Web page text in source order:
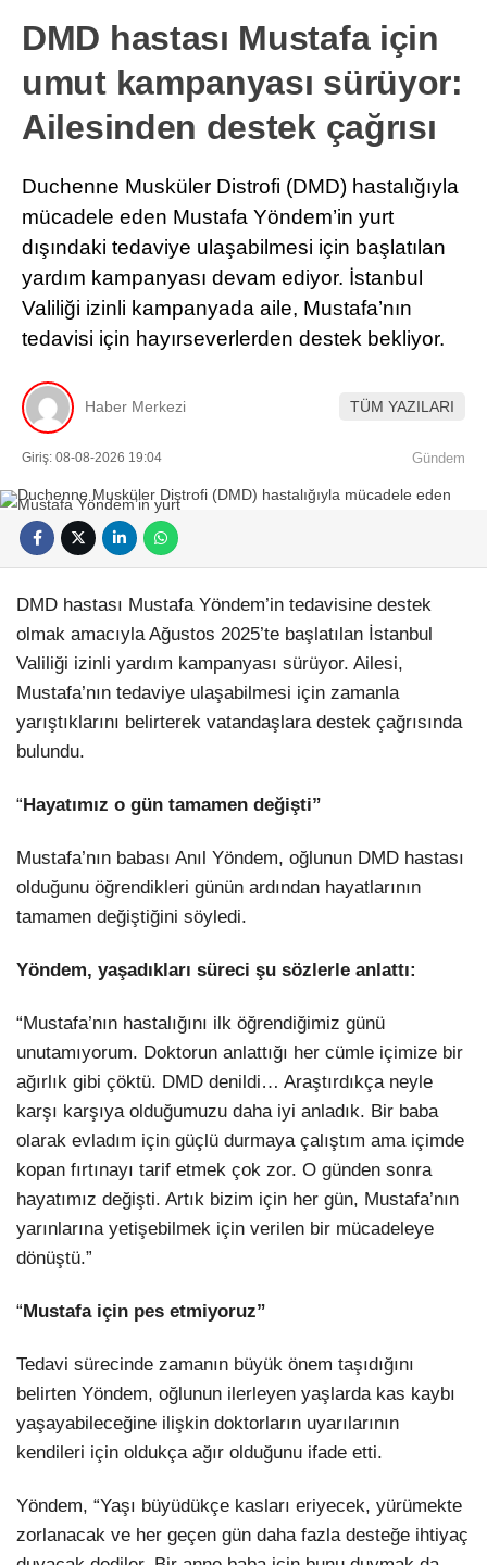
DMD hastası Mustafa için
umut kampanyası sürüyor:
Ailesinden destek çağrısı
Duchenne Musküler Distrofi (DMD) hastalığıyla
mücadele eden Mustafa Yöndem’in yurt
dışındaki tedaviye ulaşabilmesi için başlatılan
yardım kampanyası devam ediyor. İstanbul
Valiliği izinli kampanyada aile, Mustafa’nın
tedavisi için hayırseverlerden destek bekliyor.
Haber Merkezi TÜM YAZILARI
Giriş: 08-08-2026 19:04 Gündem
DMD hastası Mustafa Yöndem’in tedavisine destek
olmak amacıyla Ağustos 2025’te başlatılan İstanbul
Valiliği izinli yardım kampanyası sürüyor. Ailesi,
Mustafa’nın tedaviye ulaşabilmesi için zamanla
yarıştıklarını belirterek vatandaşlara destek çağrısında
bulundu.
“Hayatımız o gün tamamen değişti”
Mustafa’nın babası Anıl Yöndem, oğlunun DMD hastası
olduğunu öğrendikleri günün ardından hayatlarının
tamamen değiştiğini söyledi.
Yöndem, yaşadıkları süreci şu sözlerle anlattı:
“Mustafa’nın hastalığını ilk öğrendiğimiz günü
unutamıyorum. Doktorun anlattığı her cümle içimize bir
ağırlık gibi çöktü. DMD denildi… Araştırdıkça neyle
karşı karşıya olduğumuzu daha iyi anladık. Bir baba
olarak evladım için güçlü durmaya çalıştım ama içimde
kopan fırtınayı tarif etmek çok zor. O günden sonra
hayatımız değişti. Artık bizim için her gün, Mustafa’nın
yarınlarına yetişebilmek için verilen bir mücadeleye
dönüştü.”
“ Mustafa için pes etmiyoruz”
Tedavi sürecinde zamanın büyük önem taşıdığını
belirten Yöndem, oğlunun ilerleyen yaşlarda kas kaybı
yaşayabileceğine ilişkin doktorların uyarılarının
kendileri için oldukça ağır olduğunu ifade etti.
Yöndem, “Yaşı büyüdükçe kasları eriyecek, yürümekte
zorlanacak ve her geçen gün daha fazla desteğe ihtiyaç